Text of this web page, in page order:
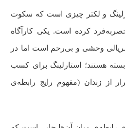
و لکتر چیزی است که سکوت
کرده است. یکی کارآگاه
وحشی و بی‌رحم است اما در
هستند؛ استارلینگ برای کسب
از زندان (مفهوم رایج رابطه‌ی